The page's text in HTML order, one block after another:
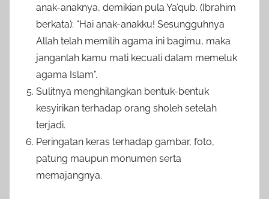
anak-anaknya, demikian pula Ya’qub. (Ibrahim
berkata): “Hai anak-anakku! Sesungguhnya
Allah telah memilih agama ini bagimu, maka
janganlah kamu mati kecuali dalam memeluk
agama Islam”.
Sulitnya menghilangkan bentuk-bentuk
kesyirikan terhadap orang sholeh setelah
terjadi.
Peringatan keras terhadap gambar, foto,
patung maupun monumen serta
memajangnya.